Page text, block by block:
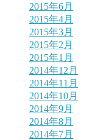
2015年6月
2015年4月
2015年3月
2015年2月
2015年1月
2014年12月
2014年11月
2014年10月
2014年9月
2014年8月
2014年7月